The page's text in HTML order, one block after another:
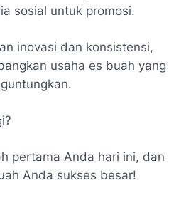
sosial untuk promosi.
inovasi dan konsistensi,
usaha es buah yang
pertama Anda hari ini, dan
Anda sukses besar!